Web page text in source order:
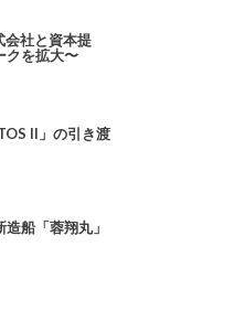
社と資本提
クを拡大〜
II」の引き渡
船「蓉翔丸」